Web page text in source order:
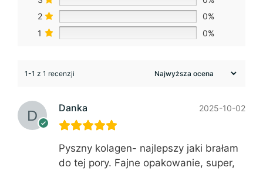
2
0%
1
0%
1-1 z 1 recenzji
Danka 2025-10-02
Pyszny kolagen- najlepszy jaki brałam
do tej pory. Fajne opakowanie, super,